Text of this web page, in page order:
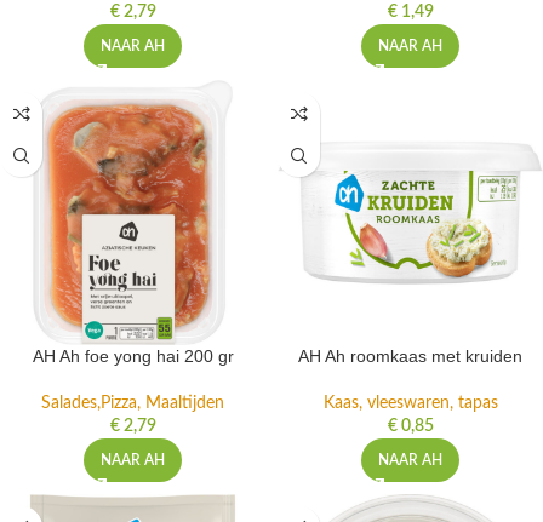
€2,79
NAAR AH
€1,49
NAAR AH
AH Ah foe yong hai 200 gr
Salades,Pizza, Maaltijden
€2,79
NAAR AH
AH Ah roomkaas met kruiden
Kaas, vleeswaren, tapas
€0,85
NAAR AH